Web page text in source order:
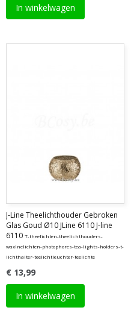
In winkelwagen
J-Line Theelichthouder Gebroken
Glas Goud Ø10 JLine 6110 J-line
6110 T-theelichten-theelichthouders-
waxinelichten-photophores-tea-lights-holders-t-
lichthalter-teelichtleuchter-teelichte
€ 13,99
In winkelwagen